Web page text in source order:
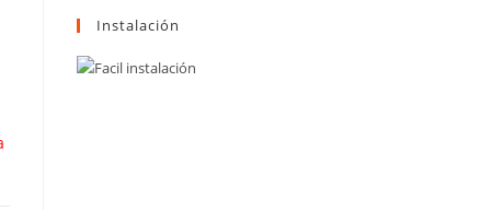
Instalación